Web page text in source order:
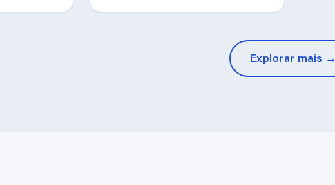
Explorar mais →